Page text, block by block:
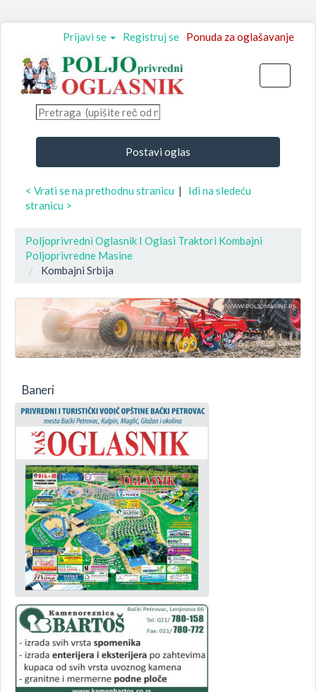
Ponuda za oglašavanje
Registruj se
Prijavi se
Postavi oglas
< Vrati se na prethodnu stranicu | Idi na sledeću
stranicu >
Poljoprivredni Oglasnik I Oglasi Traktori Kombajni
Poljoprivredne Masine
Kombajni Srbija
Baneri